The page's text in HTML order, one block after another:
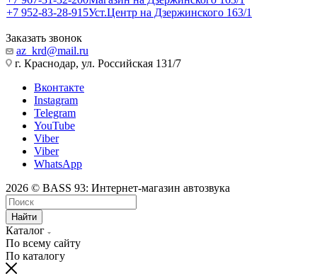
+7 952-83-28-915Уст.Центр на Дзержинского 163/1
Заказать звонок
az_krd@mail.ru
г. Краснодар, ул. Российская 131/7
Вконтакте
Instagram
Telegram
YouTube
Viber
Viber
WhatsApp
2026 © BASS 93: Интернет-магазин автозвука
Найти
Каталог
По всему сайту
По каталогу